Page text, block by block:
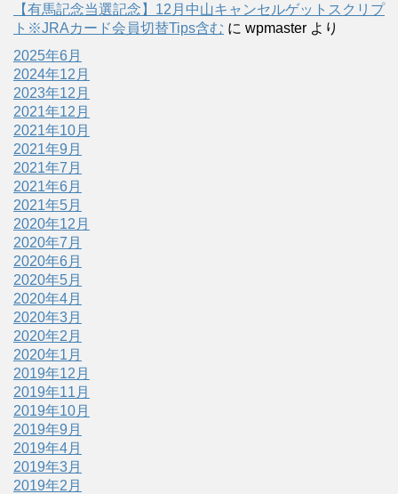
【有馬記念当選記念】12月中山キャンセルゲットスクリプ
ト※JRAカード会員切替Tips含む に wpmaster より
2025年6月
2024年12月
2023年12月
2021年12月
2021年10月
2021年9月
2021年7月
2021年6月
2021年5月
2020年12月
2020年7月
2020年6月
2020年5月
2020年4月
2020年3月
2020年2月
2020年1月
2019年12月
2019年11月
2019年10月
2019年9月
2019年4月
2019年3月
2019年2月